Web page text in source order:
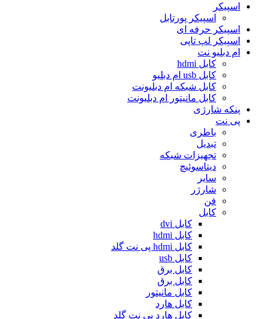
اسپیکر
اسپیکر پورتابل
اسپیکر حرفه ای
اسپیکر لپ تاپی
ام دبلیو نت
کابل hdmi
کابل usb ام دبلیو
کابل شبکه ام دبلیونت
کابل مانیتور ام دبلیونت
پنکه شارژی
پی نت
باطری
تبدیل
تجهیزات شبکه
دیتاسوئیچ
سایر
شارژر
فن
کابل
کابل dvi
کابل hdmi
کابل hdmi پی نت گلد
کابل usb
کابل برق
کابل برق
کابل مانیتور
کابل هارد
کابل هارد پی نت گلد